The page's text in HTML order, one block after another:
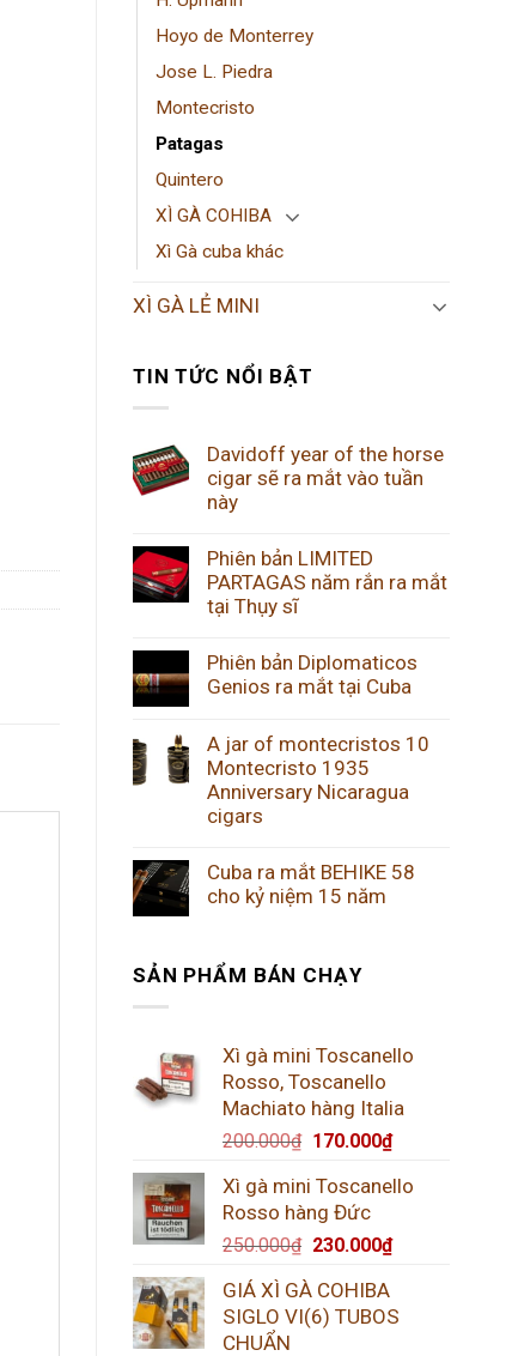
Hoyo de Monterrey
Jose L. Piedra
Montecristo
Patagas
Quintero
XÌ GÀ COHIBA
Xì Gà cuba khác
XÌ GÀ LẺ MINI
TIN TỨC NỔI BẬT
Davidoff year of the horse
cigar sẽ ra mắt vào tuần
này
Phiên bản LIMITED
PARTAGAS năm rắn ra mắt
tại Thụy sĩ
Phiên bản Diplomaticos
Genios ra mắt tại Cuba
A jar of montecristos 10
Montecristo 1935
Anniversary Nicaragua
cigars
Cuba ra mắt BEHIKE 58
cho kỷ niệm 15 năm
SẢN PHẨM BÁN CHẠY
Xì gà mini Toscanello
Rosso, Toscanello
Machiato hàng Italia
200.000₫ 170.000₫
Xì gà mini Toscanello
Rosso hàng Đức
250.000₫ 230.000₫
GIÁ XÌ GÀ COHIBA
SIGLO VI(6) TUBOS
CHUẨN